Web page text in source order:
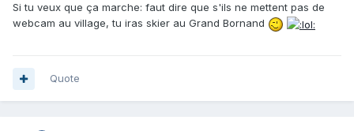
Si tu veux que ça marche: faut dire que s'ils ne mettent pas de
webcam au village, tu iras skier au Grand Bornand
Quote